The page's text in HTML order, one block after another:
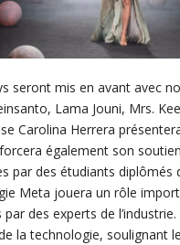
seront mis en avant avec
Lama Jouni, Mrs.
Carolina Herrera
également son
par des étudiants diplômés
Meta jouera un rôle
des experts de
la technologie, soulignant